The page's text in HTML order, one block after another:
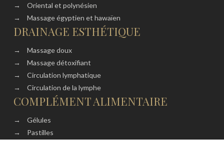
→
Oriental et polynésien
→
Massage égyptien et hawaïen
DRAINAGE ESTHÉTIQUE
→
Massage doux
→
Massage détoxifiant
→
Circulation lymphatique
→
Circulation de la lymphe
COMPLÉMENT ALIMENTAIRE
→
Gélules
→
Pastilles